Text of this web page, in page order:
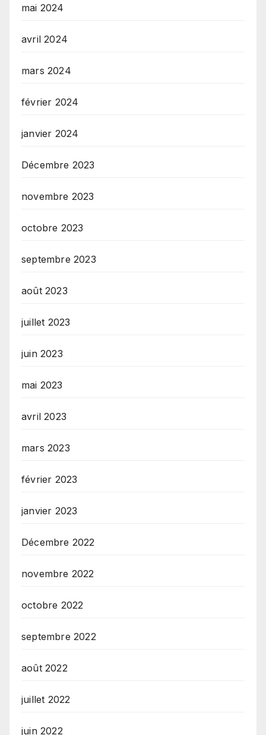
mai 2024
avril 2024
mars 2024
février 2024
janvier 2024
Décembre 2023
novembre 2023
octobre 2023
septembre 2023
août 2023
juillet 2023
juin 2023
mai 2023
avril 2023
mars 2023
février 2023
janvier 2023
Décembre 2022
novembre 2022
octobre 2022
septembre 2022
août 2022
juillet 2022
juin 2022